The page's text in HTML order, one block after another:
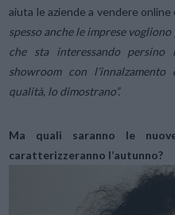
aiuta le aziende a vendere online
spesso anche le imprese
che sta interessando
showroom con
qualità, lo dimostrano”.
Ma quali saranno le
caratterizzeranno l’autunno?